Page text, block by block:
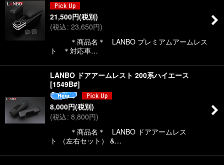
21,500円(税別)
(税込: 23,650円)
＊商品名＊ LANBO プレミアムアームレス
ト ＊対応車…
LANBO ドアアームレスト 200系ハイエース
[1549B#]
8,000円(税別)
(税込: 8,800円)
＊商品名＊ LANBO ドアアームレス
ト （左右セット） &…